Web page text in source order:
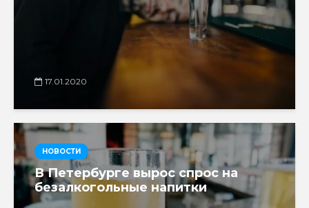
17.01.2020
НОВОСТИ
В Петербурге вырос спрос на
безалкогольные напитки